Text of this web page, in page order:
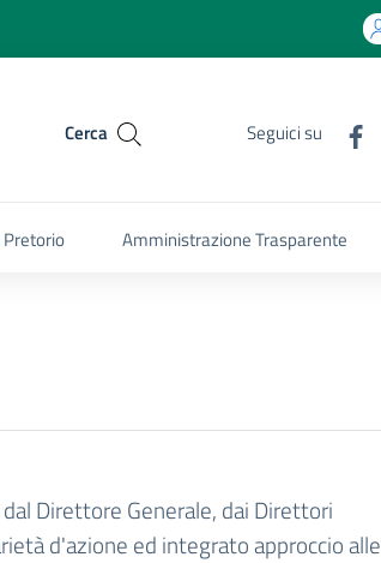
Cerca Seguici su
Amministrazione Trasparente
Direttore Generale, dai Direttori
d'azione ed integrato approccio alle